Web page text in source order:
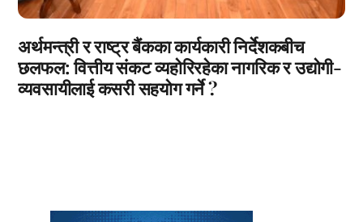
अर्थमन्त्री र राष्ट्र बैंकका कार्यकारी निर्देशकबीच
छलफल: वित्तीय संकट व्यहोरिरहेका नागरिक र उद्योगी-
व्यवसायीलाई कसरी सहयोग गर्ने ?